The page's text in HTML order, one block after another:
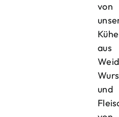
von
aus
und